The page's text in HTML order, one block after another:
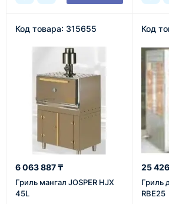
Код товара: 315655
6 063 887 ₸
Гриль мангал JOSPER HJX
45L
Код
25
Гриль
RBE25